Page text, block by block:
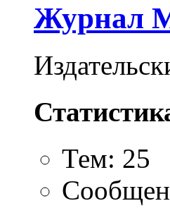
Журнал
Тем: 25